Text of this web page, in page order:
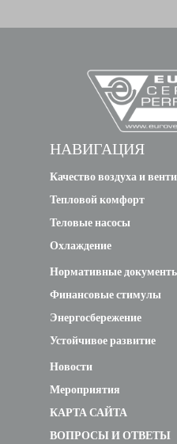
MOX230-
QRD6GW/
09HRFN8-
MOX230-
09HFN8/MSFAAU-
09HRFN8
MOX230-
09HFN8B/
09HRFN8B
B/MSFAAU-
12HRFN8-
НАВИГАЦИЯ
Качество воздуха и
Тепловой комфорт
Теловые насосы
Охлаждение
Нормативные
Финансовые стимулы
Энергосбережение
Устойчивое развитие
Новости
Мероприятия
КАРТА САЙТА
ВОПРОСЫ И ОТВЕТЫ